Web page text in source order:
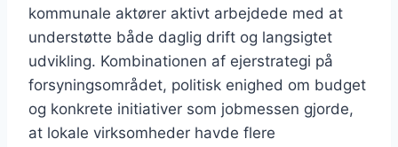
kommunale aktører aktivt arbejdede med at
understøtte både daglig drift og langsigtet
udvikling. Kombinationen af ejerstrategi på
forsyningsområdet, politisk enighed om budget
og konkrete initiativer som jobmessen gjorde,
at lokale virksomheder havde flere